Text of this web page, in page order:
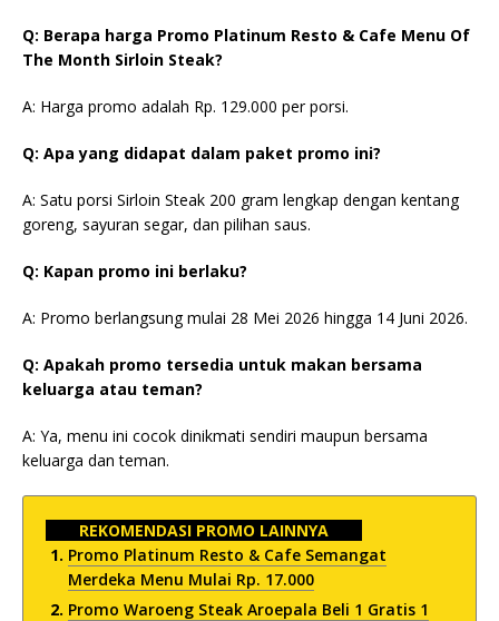
Q: Berapa harga Promo Platinum Resto & Cafe Menu Of
The Month Sirloin Steak?
A: Harga promo adalah Rp. 129.000 per porsi.
Q: Apa yang didapat dalam paket promo ini?
A: Satu porsi Sirloin Steak 200 gram lengkap dengan kentang
goreng, sayuran segar, dan pilihan saus.
Q: Kapan promo ini berlaku?
A: Promo berlangsung mulai 28 Mei 2026 hingga 14 Juni 2026.
Q: Apakah promo tersedia untuk makan bersama
keluarga atau teman?
A: Ya, menu ini cocok dinikmati sendiri maupun bersama
keluarga dan teman.
REKOMENDASI PROMO LAINNYA
Promo Platinum Resto & Cafe Semangat
Merdeka Menu Mulai Rp. 17.000
Promo Waroeng Steak Aroepala Beli 1 Gratis 1